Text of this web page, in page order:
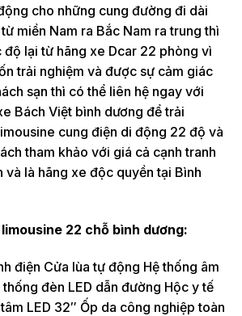
cho những cung đường đi dài
miền Nam ra Bắc Nam ra trung thì
lại từ hãng xe Dcar 22 phòng vì
trải nghiệm và được sự cảm giác
sạn thì có thể liên hệ ngay với
Bách Việt bình dương để trải
cung điện di động 22 độ và
tham khảo với giá cả cạnh tranh
và là hãng xe độc quyền tại Bình
22 chỗ bình dương:
điện Cửa lùa tự động Hệ thống âm
thống đèn LED dẫn đường Hộc y tế
LED 32″ Ốp da công nghiệp toàn